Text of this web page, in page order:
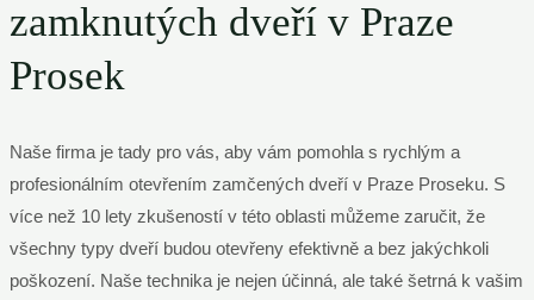
zamknutých dveří v Praze
Prosek
Naše firma je tady pro vás, aby vám pomohla s rychlým a
profesionálním otevřením zamčených dveří v Praze Proseku. S
více než 10 lety zkušeností v této oblasti můžeme zaručit, že
všechny typy dveří budou otevřeny efektivně a bez jakýchkoli
poškození. Naše technika je nejen účinná, ale také šetrná k vašim